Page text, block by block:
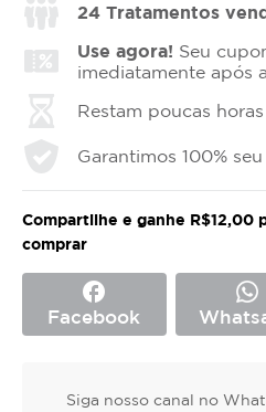
24 Tratamentos
Use agora! Seu
imediatamente após
Restam poucas
Garantimos 100%
Compartilhe e ganhe R$12,00
comprar
facebook
Facebook
Siga nosso canal no